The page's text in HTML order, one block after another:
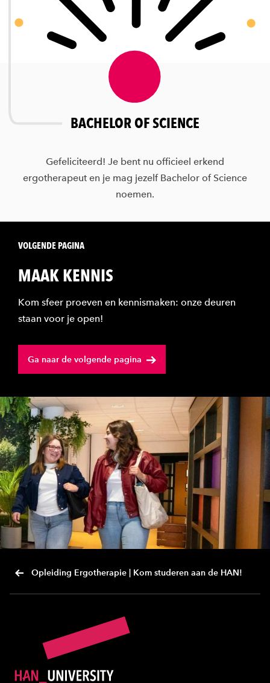
BACHELOR OF SCIENCE
Gefeliciteerd! Je bent nu officieel erkend
ergotherapeut en je mag jezelf Bachelor of Science
noemen.
VOLGENDE PAGINA
MAAK KENNIS
Kom sfeer proeven en kennismaken: onze deuren
staan voor je open!
Ga naar de volgende pagina
Opleiding Ergotherapie | Kom studeren aan de HAN!